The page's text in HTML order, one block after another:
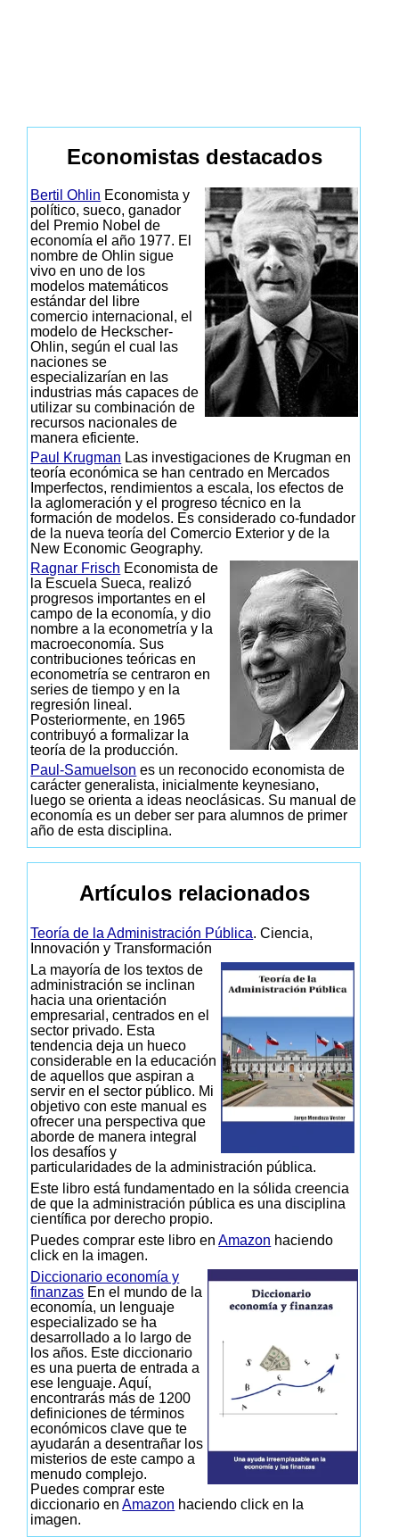
Economistas destacados
Bertil Ohlin Economista y
político, sueco, ganador
del Premio Nobel de
economía el año 1977. El
nombre de Ohlin sigue
vivo en uno de los
modelos matemáticos
estándar del libre
comercio internacional, el
modelo de Heckscher-
Ohlin, según el cual las
naciones se
especializarían en las
industrias más capaces de
utilizar su combinación de
recursos nacionales de
manera eficiente.
Paul Krugman Las investigaciones de Krugman en
teoría económica se han centrado en Mercados
Imperfectos, rendimientos a escala, los efectos de
la aglomeración y el progreso técnico en la
formación de modelos. Es considerado co-fundador
de la nueva teoría del Comercio Exterior y de la
New Economic Geography.
Ragnar Frisch Economista de
la Escuela Sueca, realizó
progresos importantes en el
campo de la economía, y dio
nombre a la econometría y la
macroeconomía. Sus
contribuciones teóricas en
econometría se centraron en
series de tiempo y en la
regresión lineal.
Posteriormente, en 1965
contribuyó a formalizar la
teoría de la producción.
Paul-Samuelson es un reconocido economista de
carácter generalista, inicialmente keynesiano,
luego se orienta a ideas neoclásicas. Su manual de
economía es un deber ser para alumnos de primer
año de esta disciplina.
Artículos relacionados
Teoría de la Administración Pública. Ciencia,
Innovación y Transformación
La mayoría de los textos de
administración se inclinan
hacia una orientación
empresarial, centrados en el
sector privado. Esta
tendencia deja un hueco
considerable en la educación
de aquellos que aspiran a
servir en el sector público. Mi
objetivo con este manual es
ofrecer una perspectiva que
aborde de manera integral
los desafíos y
particularidades de la administración pública.
Este libro está fundamentado en la sólida creencia
de que la administración pública es una disciplina
científica por derecho propio.
Puedes comprar este libro enAmazon haciendo
click en la imagen.
Diccionario economía y
finanzas En el mundo de la
economía, un lenguaje
especializado se ha
desarrollado a lo largo de
los años. Este diccionario
es una puerta de entrada a
ese lenguaje. Aquí,
encontrarás más de 1200
definiciones de términos
económicos clave que te
ayudarán a desentrañar los
misterios de este campo a
menudo complejo.
Puedes comprar este
diccionario enAmazon haciendo click en la
imagen.